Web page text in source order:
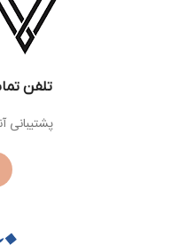
تلفن تماس:
پشتیبانی آنلاین: